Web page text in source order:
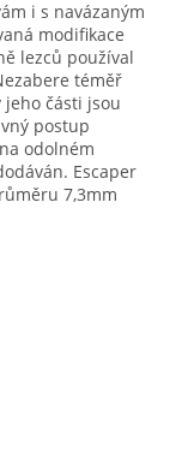
i s navázaným
modifikace
lezců používal
téměř
jeho části jsou
postup
odolném
Escaper
7,3mm